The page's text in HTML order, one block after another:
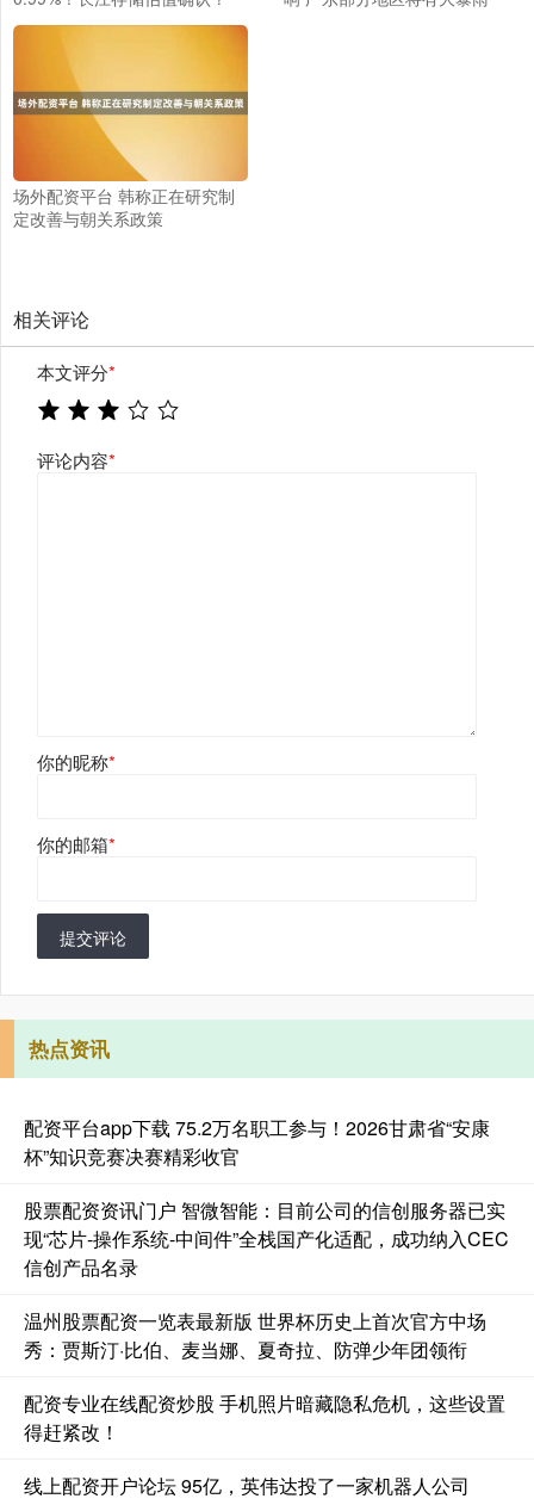
场外配资平台 韩称正在研究制
定改善与朝关系政策
相关评论
本文评分*
评论内容*
你的昵称*
你的邮箱*
提交评论
热点资讯
配资平台app下载 75.2万名职工参与！2026甘肃省“安康
杯”知识竞赛决赛精彩收官
股票配资资讯门户 智微智能：目前公司的信创服务器已实
现“芯片-操作系统-中间件”全栈国产化适配，成功纳入CEC
信创产品名录
温州股票配资一览表最新版 世界杯历史上首次官方中场
秀：贾斯汀·比伯、麦当娜、夏奇拉、防弹少年团领衔
配资专业在线配资炒股 手机照片暗藏隐私危机，这些设置
得赶紧改！
线上配资开户论坛 95亿，英伟达投了一家机器人公司